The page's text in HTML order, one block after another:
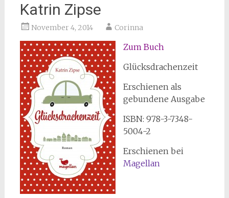
Katrin Zipse
November 4, 2014 Corinna
Zum Buch
Glücksdrachenzeit
Erschienen als
gebundene Ausgabe
ISBN: 978-3-7348-
5004-2
Erschienen bei
Magellan